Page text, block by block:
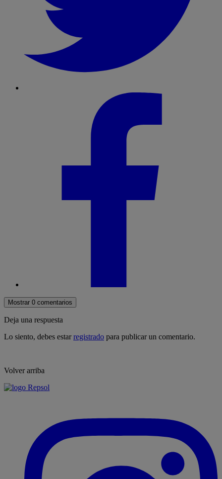
Mostrar 0 comentarios
Deja una respuesta
Lo siento, debes estarregistrado para publicar un comentario.
Volver arriba